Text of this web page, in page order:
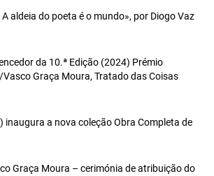
aldeia do poeta é o mundo», por Diogo Vaz
da 10.ª Edição (2024) Prémio
Graça Moura, Tratado das Coisas
inaugura a nova coleção Obra Completa de
Graça Moura – cerimónia de atribuição do